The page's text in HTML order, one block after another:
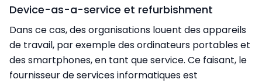
Device-as-a-service et refurbishment
Dans ce cas, des organisations louent des appareils
de travail, par exemple des ordinateurs portables et
des smartphones, en tant que service. Ce faisant, le
fournisseur de services informatiques est